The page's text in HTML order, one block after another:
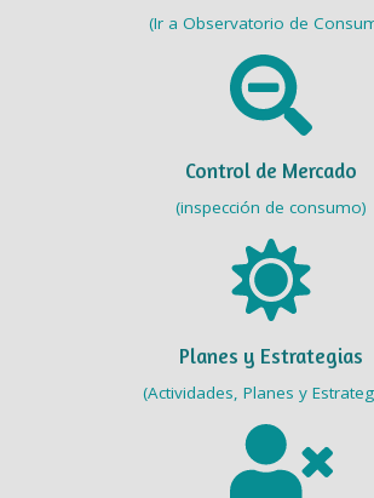
(Ir a Observatorio de
Control de Mercado
(inspección de consumo)
Planes y Estrategias
(Actividades, Planes y